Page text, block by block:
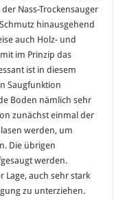
Nass-Trockensauger
hinausgehend
auch Holz- und
im Prinzip das
ist in diesem
Saugfunktion
Boden nämlich sehr
zunächst einmal der
werden, um
Die übrigen
werden.
Lage, auch sehr stark
zu unterziehen.